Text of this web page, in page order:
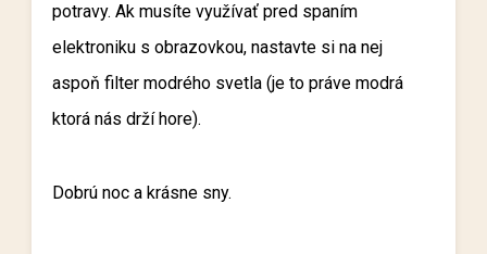
potravy. Ak musíte využívať pred spaním
elektroniku s obrazovkou, nastavte si na nej
aspoň filter modrého svetla (je to práve modrá
ktorá nás drží hore).
Dobrú noc a krásne sny.